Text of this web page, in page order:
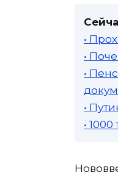
•
•
•
•
•